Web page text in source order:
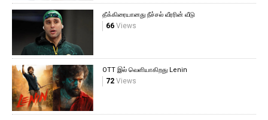
தீக்கிரையானது நீச்சல் வீரரின் வீடு
66Views
OTT இல் வெளியாகிறது Lenin
72Views